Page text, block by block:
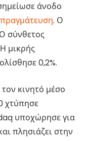
άνοδο
. Ο
σύνθετος
μικρής
0,2%.
κινητό μέσο
χτύπησε
υποχώρησε για
πλησιάζει στην